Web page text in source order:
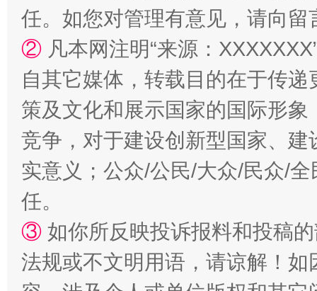
国家大学科技园优化重塑工作
任。如您对管理有意见，请向
② 凡本网注明“来源：
自其它媒体，转载目的在于传
策及文化和展示国家的国际形
竞争，对于建设创新型国家、
实意义；公众/公民/大众/民众/
任。
③ 如你所反映投诉报料和投稿
法规或不文明用语，请谅解！